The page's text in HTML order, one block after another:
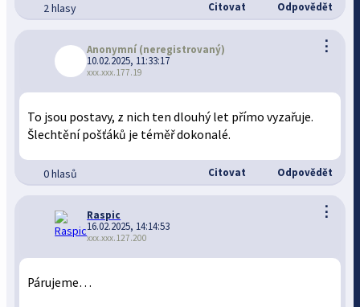
2 hlasy Citovat Odpovědět
⋮
Anonymní (neregistrovaný)
10.02.2025, 11:33:17
xxx.xxx.177.19
To jsou postavy, z nich ten dlouhý let přímo vyzařuje.
Šlechtění pošťáků je téměř dokonalé.
0 hlasů Citovat Odpovědět
⋮
Raspic
16.02.2025, 14:14:53
xxx.xxx.127.200
Párujeme…